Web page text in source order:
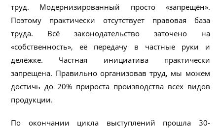
труд. Модернизированный просто «запрещён».
Поэтому практически отсутствует правовая база
труда. Всё законодательство заточено на
«собственность», её передачу в частные руки и
делёжке. Частная инициатива практически
запрещена. Правильно организовав труд, мы можем
достичь до 20% прироста производства всех видов
продукции.
По окончании цикла выступлений прошла 30-